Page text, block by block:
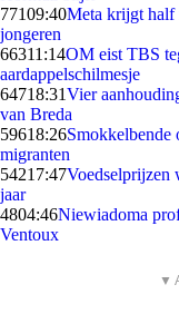
77109:40Meta krijgt half
jongeren
66311:14OM eist TBS
aardappelschilmesje
64718:31Vier
van Breda
59618:26Smokkelbende
migranten
54217:47Voedselprijzen
jaar
4804:46Niewiadoma
Ventoux
▼